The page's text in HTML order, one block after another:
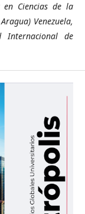
en Ciencias de la
Venezuela,
Internacional de